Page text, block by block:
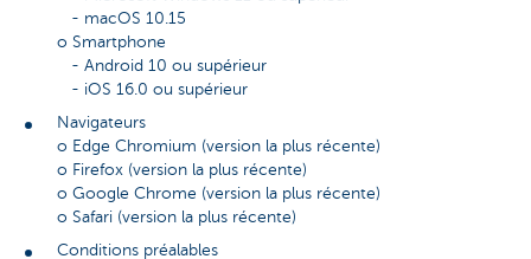
- macOS 10.15
o Smartphone
- Android 10 ou supérieur
- iOS 16.0 ou supérieur
Navigateurs
o Edge Chromium (version la plus récente)
o Firefox (version la plus récente)
o Google Chrome (version la plus récente)
o Safari (version la plus récente)
Conditions préalables